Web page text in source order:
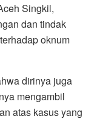
Singkil,
dan tindak
oknum
dirinya juga
mengambil
atas kasus yang